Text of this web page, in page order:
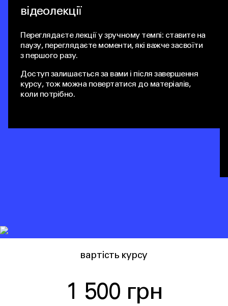
відеолекції
Переглядаєте лекції у зручному темпі: ставите на
паузу, переглядаєте моменти, які важче засвоїти
з першого разу.
Доступ залишається за вами і після завершення
курсу, тож можна повертатися до матеріалів,
коли потрібно.
вартість курсу
1 500 грн